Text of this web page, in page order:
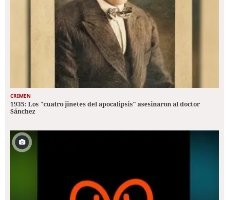
CRIMEN
1935: Los "cuatro jinetes del apocalipsis" asesinaron al doctor
Sánchez